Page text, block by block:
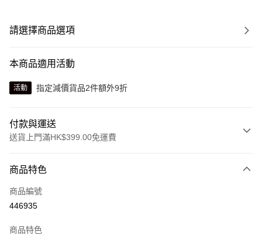
請選擇商品選項
本商品適用活動
活動 指定減價貨品2件額外9折
付款與運送
送貨上門滿HK$399.00免運費
信用卡
線上付款
Alipay, PayMe, WeChat Pay, UnionPay, FPS
商品特色
商品編號
446935
商品特色